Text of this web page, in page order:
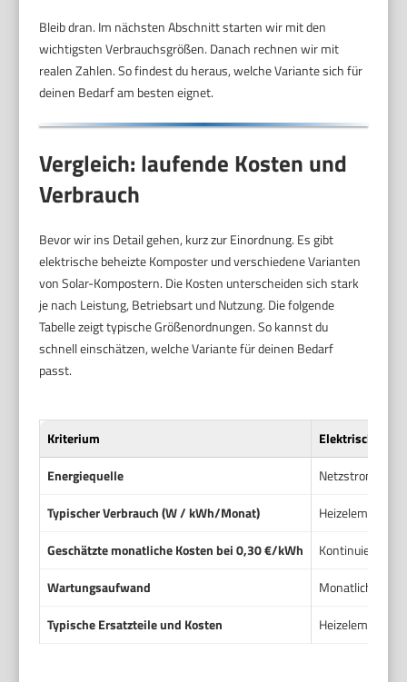
Bleib dran. Im nächsten Abschnitt starten wir mit den
wichtigsten Verbrauchsgrößen. Danach rechnen wir mit
realen Zahlen. So findest du heraus, welche Variante sich für
deinen Bedarf am besten eignet.
Vergleich: laufende Kosten und
Verbrauch
Bevor wir ins Detail gehen, kurz zur Einordnung. Es gibt
elektrische beheizte Komposter und verschiedene Varianten
von Solar-Kompostern. Die Kosten unterscheiden sich stark
je nach Leistung, Betriebsart und Nutzung. Die folgende
Tabelle zeigt typische Größenordnungen. So kannst du
schnell einschätzen, welche Variante für deinen Bedarf
passt.
Kriterium
Elektrisch
Energiequelle
Netzstrom
Typischer Verbrauch (W / kWh/Monat)
Heizelement
Geschätzte monatliche Kosten bei 0,30 €/kWh
Wartungsaufwand
Monatlich
Typische Ersatzteile und Kosten
Heizelement